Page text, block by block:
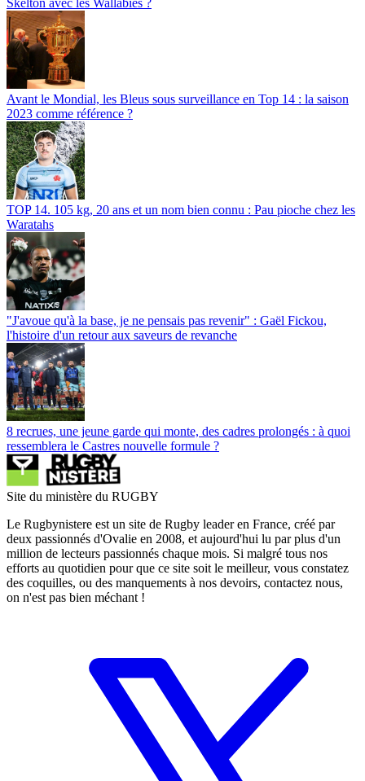
Avant le Mondial, les Bleus sous surveillance en Top 14 : la saison
2023 comme référence ?
TOP 14. 105 kg, 20 ans et un nom bien connu : Pau pioche chez les
Waratahs
"J'avoue qu'à la base, je ne pensais pas revenir" : Gaël Fickou,
l'histoire d'un retour aux saveurs de revanche
8 recrues, une jeune garde qui monte, des cadres prolongés : à quoi
ressemblera le Castres nouvelle formule ?
Site du ministère du RUGBY
Le Rugbynistere est un site de Rugby leader en France, créé par
deux passionnés d'Ovalie en 2008, et aujourd'hui lu par plus d'un
million de lecteurs passionnés chaque mois. Si malgré tous nos
efforts au quotidien pour que ce site soit le meilleur, vous constatez
des coquilles, ou des manquements à nos devoirs, contactez nous,
on n'est pas bien méchant !